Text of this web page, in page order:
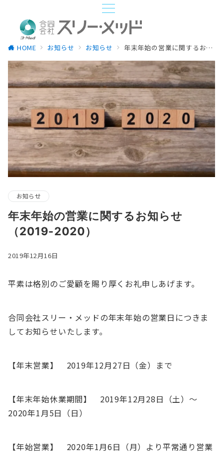
HOME お知らせ お知らせ 年末年始の営業に関するお知らせ（2019-2020）
お知らせ
年末年始の営業に関するお知らせ
（2019-2020）
2019年12月16日
平素は格別のご愛顧を賜り厚くお礼申しあげます。
合同会社スリー・メッドの年末年始の営業日につきま
してお知らせいたします。
【年末営業】 2019年12月27日（金）まで
【年末年始休業期間】 2019年12月28日（土）～
2020年1月5日（日）
【年始営業】 2020年1月6日（月）より平常通り営業